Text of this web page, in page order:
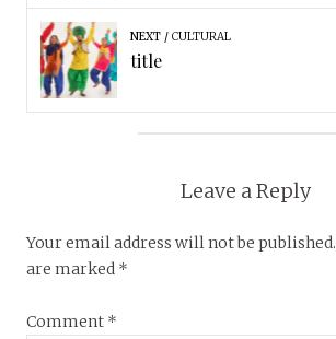
NEXT CULTURAL
title
Leave a Reply
Your email address will not be published.
are marked *
Comment *